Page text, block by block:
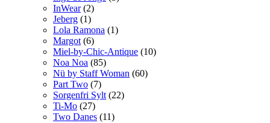
InWear(2)
Jeberg (1)
Lola Ramona (1)
Margot (6)
Miel-by-Chic-Antique (10)
Noa Noa (85)
Nü by Staff Woman (60)
Part Two (7)
Sorgenfri Sylt (22)
Ti-Mo (27)
Two Danes (11)